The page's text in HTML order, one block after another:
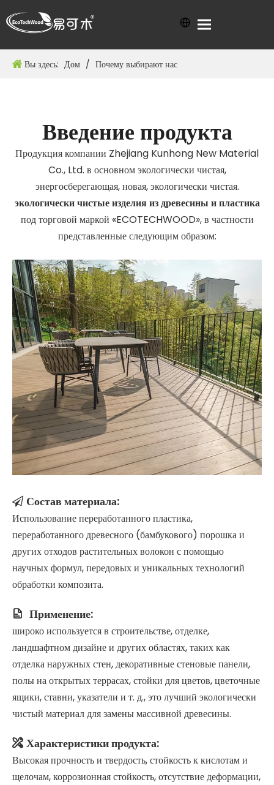
Вы здесь: Дом / Почему выбирают нас
Введение продукта
Продукция компании Zhejiang Kunhong New Material
Co., Ltd. в основном экологически чистая,
энергосберегающая, новая, экологически чистая.
экологически чистые изделия из древесины и пластика
под торговой маркой «ECOTECHWOOD», в частности
представленные следующим образом:
 Состав материала:
Использование переработанного пластика,
переработанного древесного (бамбукового) порошка и
других отходов растительных волокон с помощью
научных формул, передовых и уникальных технологий
обработки композита.
 Применение:
широко используется в строительстве, отделке,
ландшафтном дизайне и других областях, таких как
отделка наружных стен, декоративные стеновые панели,
полы на открытых террасах, стойки для цветов, цветочные
ящики, ставни, указатели и т. д., это лучший экологически
чистый материал для замены массивной древесины.
 Характеристики продукта:
Высокая прочность и твердость, стойкость к кислотам и
щелочам, коррозионная стойкость, отсутствие деформации,